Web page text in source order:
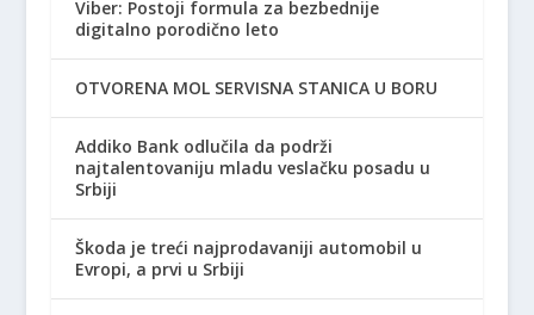
Viber: Postoji formula za bezbednije
digitalno porodično leto
OTVORENA MOL SERVISNA STANICA U BORU
Addiko Bank odlučila da podrži
najtalentovaniju mladu veslačku posadu u
Srbiji
Škoda je treći najprodavaniji automobil u
Evropi, a prvi u Srbiji